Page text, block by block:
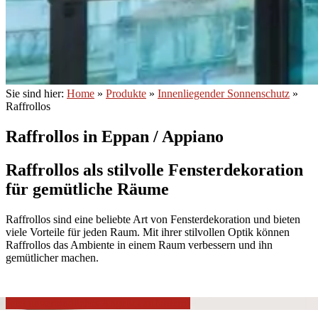
Sie sind hier: Home » Produkte » Innenliegender Sonnenschutz »
Raffrollos
Raffrollos in Eppan / Appiano
Raffrollos als stilvolle Fensterdekoration
für gemütliche Räume
Raffrollos sind eine beliebte Art von Fensterdekoration und bieten
viele Vorteile für jeden Raum. Mit ihrer stilvollen Optik können
Raffrollos das Ambiente in einem Raum verbessern und ihn
gemütlicher machen.